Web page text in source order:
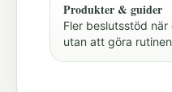
Produkter & guider
Fler beslutsstöd
utan att göra